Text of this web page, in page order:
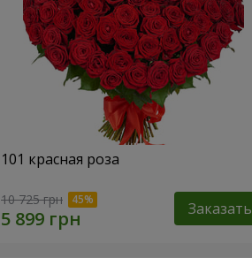
101 красная роза
10 725 грн Заказать